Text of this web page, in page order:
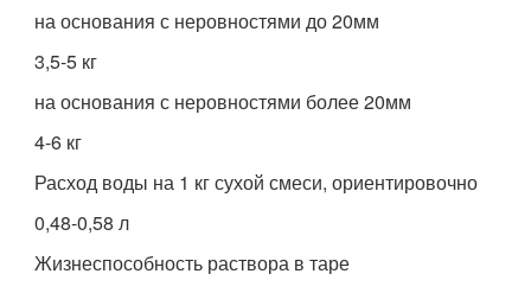
на основания с неровностями до 20мм
3,5-5 кг
на основания с неровностями более 20мм
4-6 кг
Расход воды на 1 кг сухой смеси, ориентировочно
0,48-0,58 л
Жизнеспособность раствора в таре